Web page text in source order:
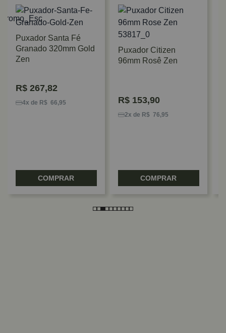
Puxador Santa Fé
Granado 320mm Gold
Zen
R$ 267,82
4x de R$ 66,95
COMPRAR
Puxador Citizen
96mm Rosê Zen
R$ 153,90
2x de R$ 76,95
COMPRAR